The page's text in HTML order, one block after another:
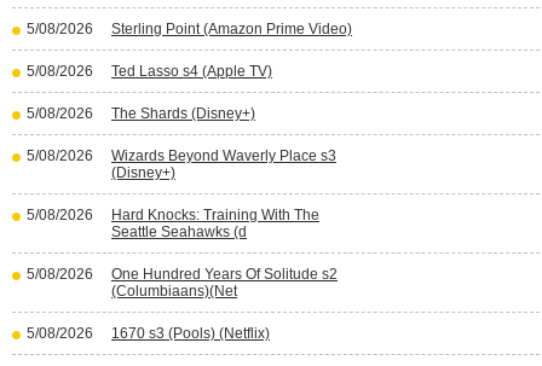
5/08/2026 Sterling Point (Amazon Prime Video)
5/08/2026 Ted Lasso s4 (Apple TV)
5/08/2026 The Shards (Disney+)
5/08/2026
Wizards Beyond Waverly Place s3
(Disney+)
5/08/2026
Hard Knocks: Training With The
Seattle Seahawks (d
5/08/2026
One Hundred Years Of Solitude s2
(Columbiaans)(Net
5/08/2026 1670 s3 (Pools) (Netflix)